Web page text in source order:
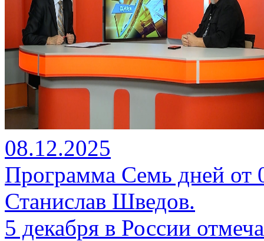
08.12.2025
Программа Семь дней от
Станислав Шведов.
5 декабря в России